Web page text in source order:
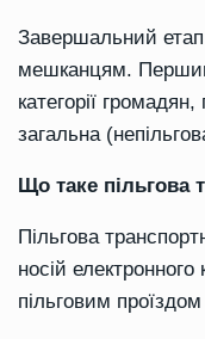
Завершальний
мешканцям.
категорії
загальна
Що таке пільгова
Пільгова
носій
пільговим